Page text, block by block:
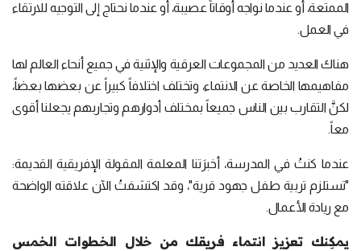
الممتعة، أو عندما نواجه أوقاتاً عصيبة، أو عندما نحتاج إلى التوجيه للارتقاء
في العمل.
هناك العديد من المجموعات العرقية والإثنية في جميع أنحاء العالم لها
مفاهيمها الخاصة عن الانتماء، وتختلف اختلافاً كبيراً عن بعضها بعضاً،
لكنَّ التقارب بين الناس جميعاً بمختلف أدوارهم وتجاربهم يجعلنا أقوى
معاً.
عندما كنتُ في المدرسة، أخبرَتنا المعلمة المقولة الإفريقية القديمة:
"تستلزم تربية طفل جهود قرية"، وقد اكتشفتُ الآن علاقته الواضحة
مع ريادة الأعمال.
يمكِنك تعزيز انتماء فريقك من خلال الخطوات الخمس